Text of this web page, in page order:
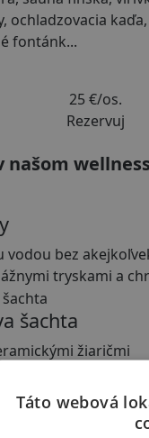
ochladzovacia
fontánk...
25 €/os.
Rezervuj
našom
vodou bez
tryskami a
šachta
žiaričmi
Táto webová